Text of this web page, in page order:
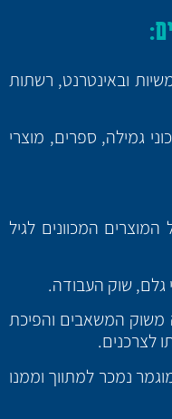
ובאינטרנט, רשתות
גמילה, ספרים, מוצרי
המכוונים לגיל
גלם, שוק העבודה.
משוק המשאבים והפיכת
לצרכנים.
נמכר למתווך וממנו